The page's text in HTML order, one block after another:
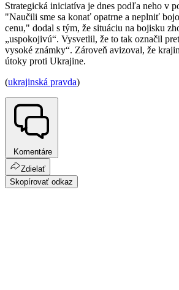
Strategická iniciatíva je dnes podľa neho v
"Naučili sme sa konať opatrne a neplniť
cenu," dodal s tým, že situáciu na bojisku
„uspokojivú“. Vysvetlil, že to tak označil
vysoké známky“. Zároveň avizoval, že
útoky proti Ukrajine.
(ukrajinská pravda)
Komentáre
Zdielať
Skopírovať odkaz